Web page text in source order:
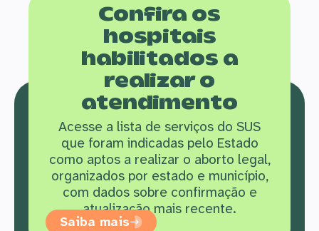
Confira os
hospitais
habilitados a
realizar o
atendimento
Acesse a lista de serviços do SUS
que foram indicadas pelo Estado
como aptos a realizar o aborto legal,
organizados por estado e município,
com dados sobre confirmação e
atualização mais recente.
Saiba mais